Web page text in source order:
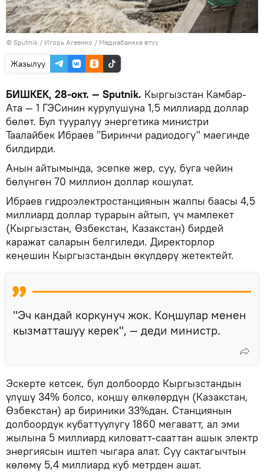
© Sputnik / Игорь Агеенко / Медиабанкка өтүү
Жазылуу
БИШКЕК, 28-окт. — Sputnik. Кыргызстан Камбар-
Ата — 1 ГЭСинин курулушуна 1,5 миллиард доллар
бөлөт. Бул тууралуу энергетика министри
Таалайбек Ибраев "Биринчи радиодогу" маегинде
билдирди.
Анын айтымында, эсепке жер, суу, буга чейин
бөлүнгөн 70 миллион доллар кошулат.
Ибраев гидроэлектростанциянын жалпы баасы 4,5
миллиард доллар турарын айтып, үч мамлекет
(Кыргызстан, Өзбекстан, Казакстан) бирдей
каражат саларын белгиледи. Директорлор
кеңешин Кыргызстандын өкүлдөрү жетектейт.
"Эч кандай коркунуч жок. Коңшулар менен
кызматташуу керек", — деди министр.
Эскерте кетсек, бул долбоордо Кыргызстандын
үлүшү 34% болсо, коңшу өлкөлөрдүн (Казакстан,
Өзбекстан) ар бириники 33%дан. Станциянын
долбоордук кубаттуулугу 1860 мегаватт, ал эми
жылына 5 миллиард киловатт-сааттан ашык электр
энергиясын иштеп чыгара алат. Суу сактагычтын
көлөмү 5,4 миллиард куб метрден ашат.